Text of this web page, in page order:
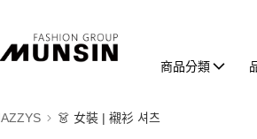
商品分類
👗 女裝 | 襯衫 셔츠